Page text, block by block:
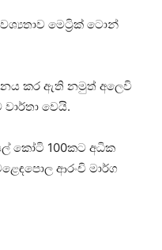
මෙට්‍රික් ටොන්
කර ඇති නමුත් අලෙවි
වෙයි.
කෝටි 100කට අධික
ආරංචි මාර්ග